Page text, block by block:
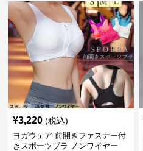
¥3,220 (税込)
ヨガウェア 前開きファスナー付
きスポーツブラ ノンワイヤー